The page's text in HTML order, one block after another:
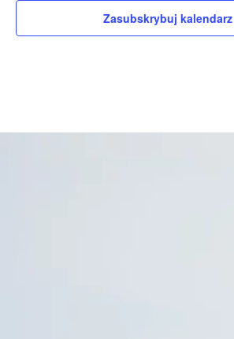
Zasubskrybuj kalendarz